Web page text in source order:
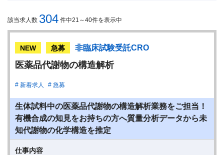
該当求人数 304 件中21～40件を表示中
NEW 急募 非臨床試験受託CRO
医薬品代謝物の構造解析
新着求人 急募
生体試料中の医薬品代謝物の構造解析業務をご担当！
有機合成の知見をお持ちの方へ質量分析データから未
知代謝物の化学構造を推定
仕事内容